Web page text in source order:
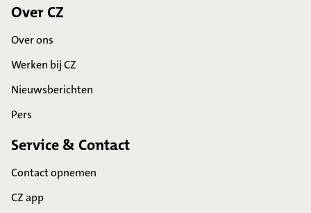
Over CZ
Over ons
Werken bij CZ
Nieuwsberichten
Pers
Service & Contact
Contact opnemen
CZ app